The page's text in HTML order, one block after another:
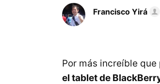
Francisco Yirá
Por más increíble
el tablet de